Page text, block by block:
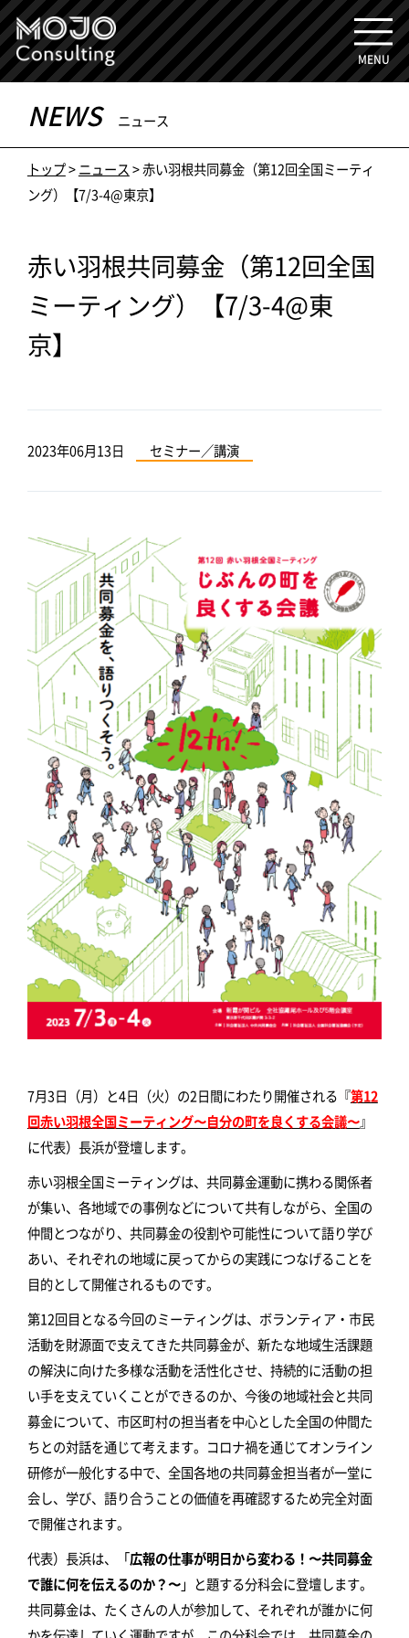
MENU
NEWS ニュース
トップ>ニュース > 赤い羽根共同募金（第12回全国ミーティ
ング）【7/3-4@東京】
赤い羽根共同募金（第12回全国
ミーティング）【7/3-4@東
京】
2023年06月13日 セミナー／講演
7月3日（月）と4日（火）の2日間にわたり開催される『第12
回赤い羽根全国ミーティング〜自分の町を良くする会議〜』
に代表）長浜が登壇します。
赤い羽根全国ミーティングは、共同募金運動に携わる関係者
が集い、各地域での事例などについて共有しながら、全国の
仲間とつながり、共同募金の役割や可能性について語り学び
あい、それぞれの地域に戻ってからの実践につなげることを
目的として開催されるものです。
第12回目となる今回のミーティングは、ボランティア・市民
活動を財源面で支えてきた共同募金が、新たな地域生活課題
の解決に向けた多様な活動を活性化させ、持続的に活動の担
い手を支えていくことができるのか、今後の地域社会と共同
募金について、市区町村の担当者を中心とした全国の仲間た
ちとの対話を通じて考えます。コロナ禍を通じてオンライン
研修が一般化する中で、全国各地の共同募金担当者が一堂に
会し、学び、語り合うことの価値を再確認するため完全対面
で開催されます。
代表）長浜は、「広報の仕事が明日から変わる！〜共同募金
で誰に何を伝えるのか？〜」と題する分科会に登壇します。
共同募金は、たくさんの人が参加して、それぞれが誰かに何